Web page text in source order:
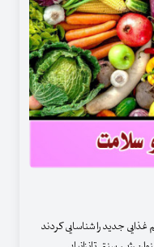
جدید را شناسایی کردند